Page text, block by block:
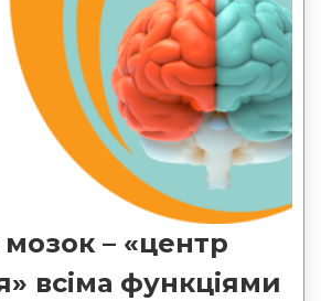
– «центр
всіма функціями